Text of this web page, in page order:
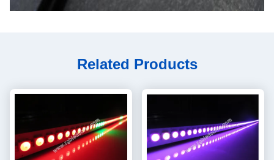
Related Products